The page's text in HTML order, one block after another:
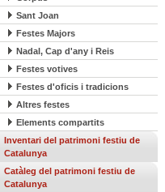
Sant Joan
Festes Majors
Nadal, Cap d'any i Reis
Festes votives
Festes d'oficis i tradicions
Altres festes
Elements compartits
Inventari del patrimoni festiu de
Catalunya
Catàleg del patrimoni festiu de
Catalunya